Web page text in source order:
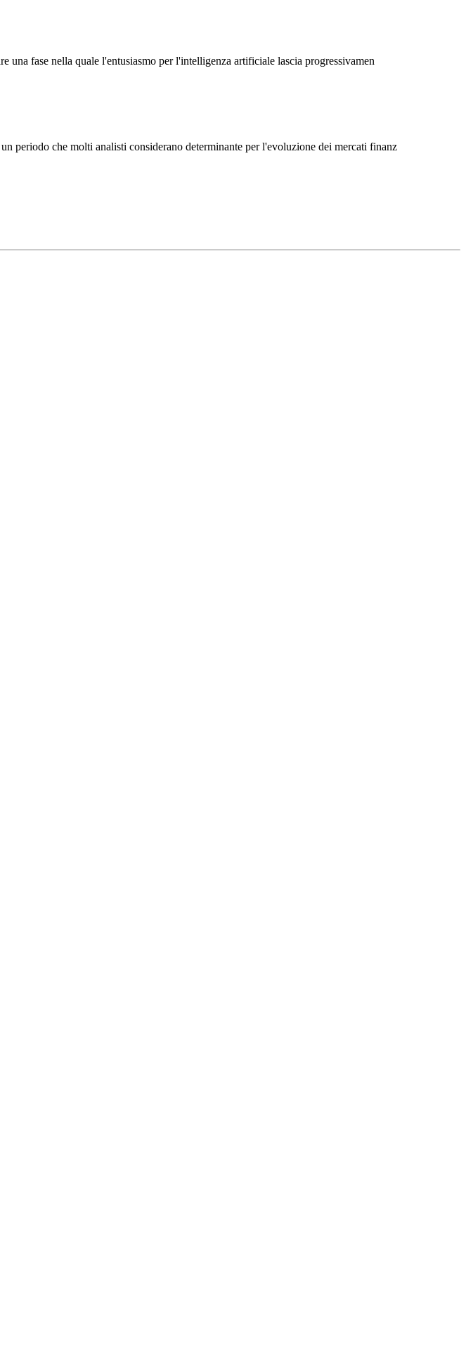
fase nella quale l'entusiasmo per l'intelligenza artificiale lascia progressivamen
periodo che molti analisti considerano determinante per l'evoluzione dei mercati finanz